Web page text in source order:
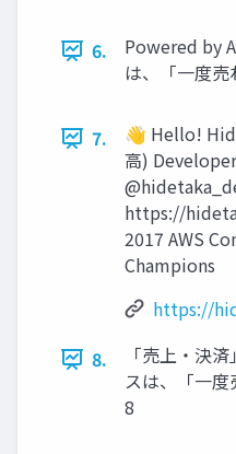
6.
Powered by
は、「一度
7.
👋 Hello!
高)
https://
2017 AWS
Champions
https://
8.
「売上・決
スは、「一
8